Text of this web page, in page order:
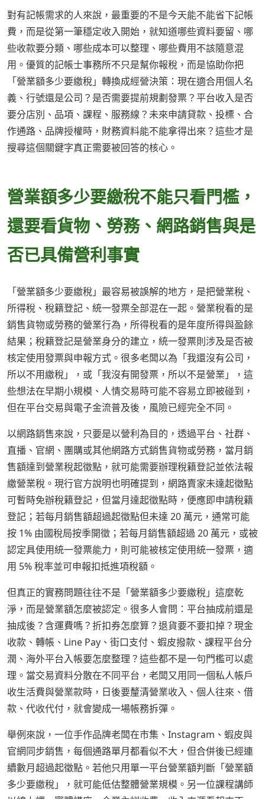
對有記帳需求的人來說，最重要的不是今天能不能省下記帳
費，而是從第一筆穩定收入開始，就知道哪些資料要留、哪
些收款要分類、哪些成本可以整理、哪些費用不該隨意混
用。優質的記帳士事務所不只是幫你報稅，而是協助你把
「營業額多少要繳稅」轉換成經營決策：現在適合用個人名
義、行號還是公司？是否需要提前規劃發票？平台收入是否
要分店別、品項、課程、服務線？未來申請貸款、投標、合
作通路、品牌授權時，財務資料能不能拿得出來？這些才是
搜尋這個關鍵字真正需要被回答的核心。
營業額多少要繳稅不能只看門檻，
還要看貨物、勞務、網路銷售與是
否已具備營利事實
「營業額多少要繳稅」最容易被誤解的地方，是把營業稅、
所得稅、稅籍登記、統一發票全部混在一起。營業稅看的是
銷售貨物或勞務的營業行為，所得稅看的是年度所得與盈餘
結果；稅籍登記是營業身分的建立，統一發票則涉及是否被
核定使用發票與申報方式。很多老闆以為「我還沒有公司，
所以不用繳稅」，或「我沒有開發票，所以不是營業」，這
些想法在早期小規模、人情交易時可能不容易立即被碰到，
但在平台交易與電子金流普及後，風險已經完全不同。
以網路銷售來說，只要是以營利為目的，透過平台、社群、
直播、官網、團購或其他網路方式銷售貨物或勞務，當月銷
售額達到營業稅起徵點，就可能需要辦理稅籍登記並依法報
繳營業稅。現行官方說明也明確提到，網路賣家未達起徵點
可暫時免辦稅籍登記，但當月達起徵點時，便應即申請稅籍
登記；若每月銷售額超過起徵點但未達 20 萬元，通常可能
按 1% 由國稅局按季開徵；若每月銷售額超過 20 萬元，或被
認定具使用統一發票能力，則可能被核定使用統一發票，適
用 5% 稅率並可申報扣抵進項稅額。
但真正的實務問題往往不是「營業額多少要繳稅」這麼乾
淨，而是營業額怎麼被認定。很多人會問：平台抽成前還是
抽成後？含運費嗎？折扣券怎麼算？退貨要不要扣掉？現金
收款、轉帳、Line Pay、街口支付、蝦皮撥款、課程平台分
潤、海外平台入帳要怎麼整理？這些都不是一句門檻可以處
理。當交易資料分散在不同平台，老闆又用同一個私人帳戶
收生活費與營業款時，日後要釐清營業收入、個人往來、借
款、代收代付，就會變成一場帳務拆彈。
舉例來說，一位手作品牌老闆在市集、Instagram、蝦皮與
官網同步銷售，每個通路單月都看似不大，但合併後已經連
續數月超過起徵點。若他只用單一平台營業額判斷「營業額
多少要繳稅」，就可能低估整體營業規模。另一位課程講師